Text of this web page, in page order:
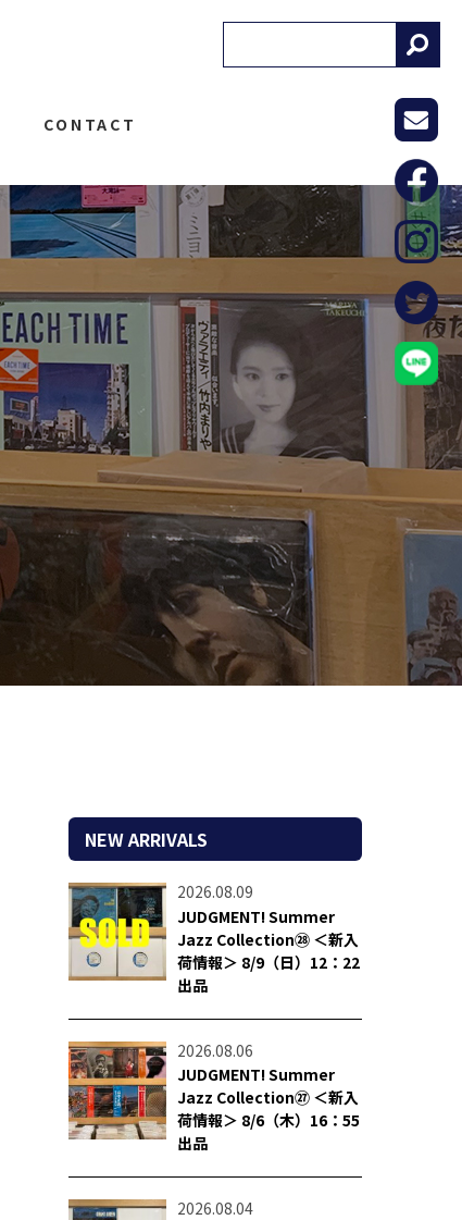
CONTACT
NEW ARRIVALS
2026.08.09
JUDGMENT! Summer
Jazz Collection㉘ ＜新入
荷情報＞ 8/9（日）12：22
出品
2026.08.06
JUDGMENT! Summer
Jazz Collection㉗ ＜新入
荷情報＞ 8/6（木）16：55
出品
2026.08.04